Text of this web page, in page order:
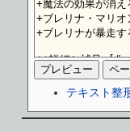
テキスト整